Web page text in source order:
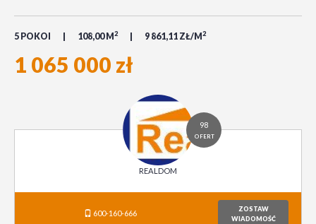
5 POKOI 108,00 M 2 9 861,11 ZŁ/M 2
1 065 000 zł
98
OFERT
REALDOM
600-160-666
ZOSTAW
WIADOMOŚĆ